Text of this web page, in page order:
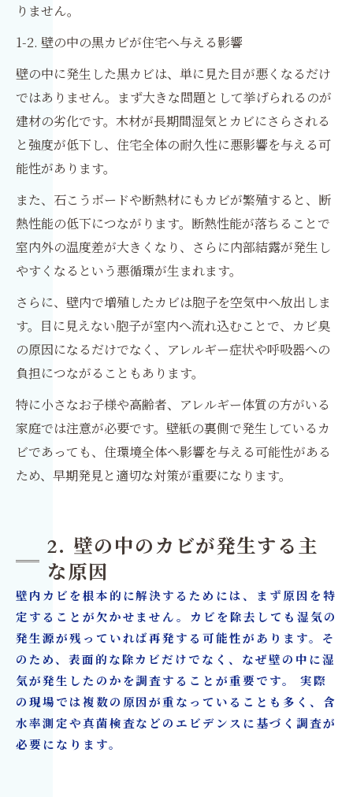
りません。
1-2. 壁の中の黒カビが住宅へ与える影響
壁の中に発生した黒カビは、単に見た目が悪くなるだけ
ではありません。まず大きな問題として挙げられるのが
建材の劣化です。木材が長期間湿気とカビにさらされる
と強度が低下し、住宅全体の耐久性に悪影響を与える可
能性があります。
また、石こうボードや断熱材にもカビが繁殖すると、断
熱性能の低下につながります。断熱性能が落ちることで
室内外の温度差が大きくなり、さらに内部結露が発生し
やすくなるという悪循環が生まれます。
さらに、壁内で増殖したカビは胞子を空気中へ放出しま
す。目に見えない胞子が室内へ流れ込むことで、カビ臭
の原因になるだけでなく、アレルギー症状や呼吸器への
負担につながることもあります。
特に小さなお子様や高齢者、アレルギー体質の方がいる
家庭では注意が必要です。壁紙の裏側で発生しているカ
ビであっても、住環境全体へ影響を与える可能性がある
ため、早期発見と適切な対策が重要になります。
2. 壁の中のカビが発生する主
な原因
壁内カビを根本的に解決するためには、まず原因を特
定することが欠かせません。カビを除去しても湿気の
発生源が残っていれば再発する可能性があります。そ
のため、表面的な除カビだけでなく、なぜ壁の中に湿
気が発生したのかを調査することが重要です。 実際
の現場では複数の原因が重なっていることも多く、含
水率測定や真菌検査などのエビデンスに基づく調査が
必要になります。